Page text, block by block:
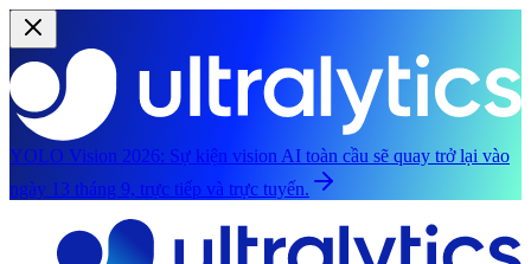
YOLO Vision 2026: Sự kiện vision AI toàn cầu sẽ quay trở lại vào
ngày 13 tháng 9, trực tiếp và trực tuyến.